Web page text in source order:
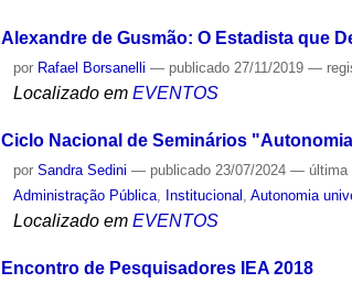
Alexandre de Gusmão: O Estadista que
por Rafael Borsanelli — publicado 27/11/2019—
Localizado em EVENTOS
Ciclo Nacional de Seminários
porSandra Sedini — publicado 23/07/2024— última
Administração Pública
Institucional ,Autonomia
Localizado em EVENTOS
Encontro de Pesquisadores IEA 2018